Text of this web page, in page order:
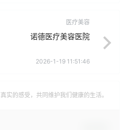
医疗美容
诺德医疗美容医院
2026-1-19 11:51:46
实的感受，共同维护我们健康的生活。